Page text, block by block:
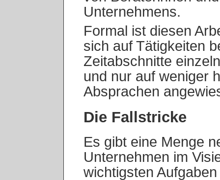
Unternehmens.
Formal ist diesen
sich auf Tätigkeiten
Zeitabschnitte
und nur auf weniger
Absprachen
Die Fallstricke
Es gibt eine Menge
Unternehmen im
wichtigsten